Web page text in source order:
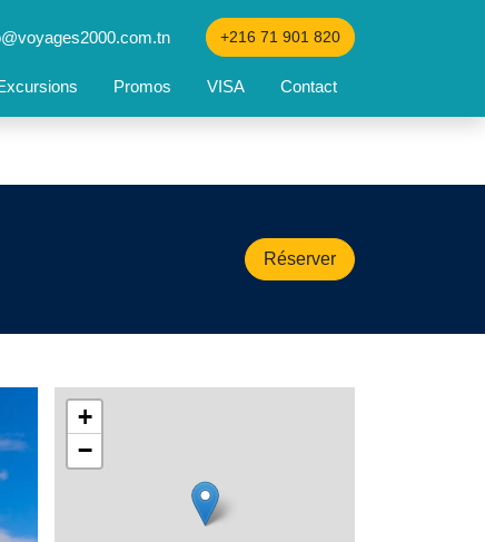
+216 71 901 820
Promos VISA Contact
Réserver
+
−